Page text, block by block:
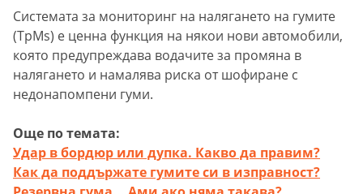
Системата за мониторинг на налягането на гумите
(TpMs) е ценна функция на някои нови автомобили,
която предупреждава водачите за промяна в
налягането и намалява риска от шофиране с
недонапомпени гуми.
Още по темата:
Удар в бордюр или дупка. Какво да правим?
Как да поддържате гумите си в изправност?